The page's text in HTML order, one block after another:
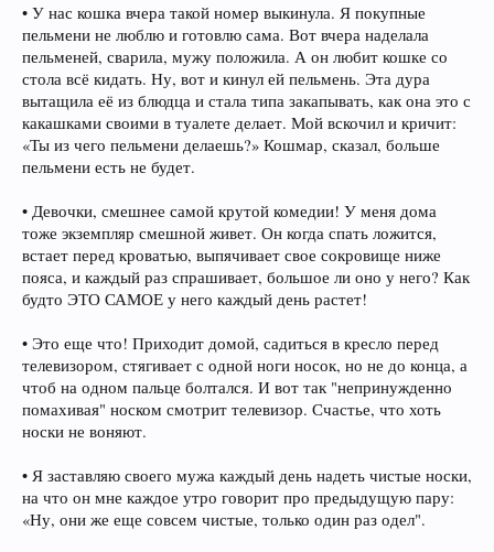
• У нас кошка вчера такой номер выкинула. Я покупные
пельмени не люблю и готовлю сама. Вот вчера наделала
пельменей, сварила, мужу положила. А он любит кошке со
стола всё кидать. Ну, вот и кинул ей пельмень. Эта дура
вытащила её из блюдца и стала типа закапывать, как она это с
какашками своими в туалете делает. Мой вскочил и кричит:
«Ты из чего пельмени делаешь?» Кошмар, сказал, больше
пельмени есть не будет.
• Девочки, смешнее самой крутой комедии! У меня дома
тоже экземпляр смешной живет. Он когда спать ложится,
встает перед кроватью, выпячивает свое сокровище ниже
пояса, и каждый раз спрашивает, большое ли оно у него? Как
будто ЭТО САМОЕ у него каждый день растет!
• Это еще что! Приходит домой, садиться в кресло перед
телевизором, стягивает с одной ноги носок, но не до конца, а
чтоб на одном пальце болтался. И вот так "непринужденно
помахивая" носком смотрит телевизор. Счастье, что хоть
носки не воняют.
• Я заставляю своего мужа каждый день надеть чистые носки,
на что он мне каждое утро говорит про предыдущую пару:
«Ну, они же еще совсем чистые, только один раз одел".